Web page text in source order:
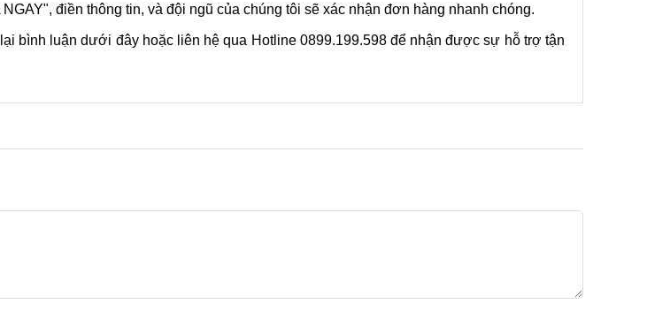
điền thông tin, và đội ngũ của chúng tôi sẽ xác nhận đơn hàng nhanh chóng.
bình luận dưới đây hoặc liên hệ qua Hotline 0899.199.598 để nhận được sự hỗ trợ tận